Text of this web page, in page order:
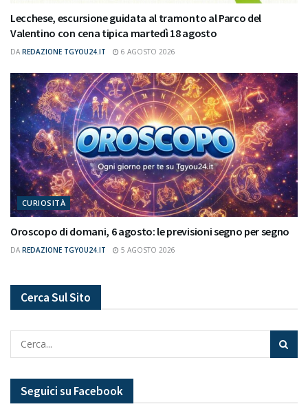
Lecchese, escursione guidata al tramonto al Parco del
Valentino con cena tipica martedì 18 agosto
DA REDAZIONE TGYOU24.IT 6 AGOSTO 2026
CURIOSITÀ
Oroscopo di domani, 6 agosto: le previsioni segno per segno
DA REDAZIONE TGYOU24.IT 5 AGOSTO 2026
Cerca Sul Sito
Seguici su Facebook